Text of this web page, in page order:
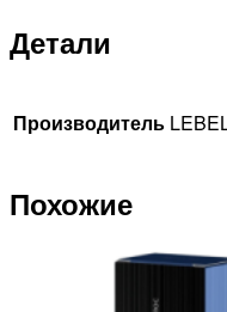
Детали
Производитель
Похожие